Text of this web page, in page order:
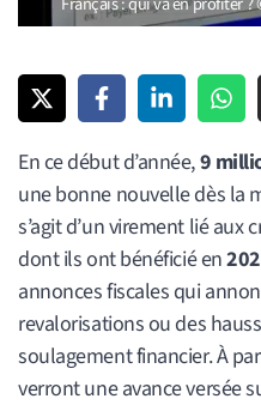
En ce début d’année,9
une bonne nouvelle dès la
s’agit d’un virement lié aux
dont ils ont bénéficié en
annonces fiscales qui
revalorisations ou des
soulagement financier. À
verront une avance versée